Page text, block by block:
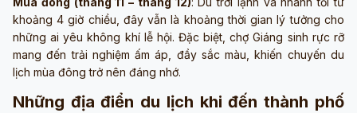
khoảng 4 giờ chiều, đây vẫn là khoảng thời gian lý tưởng cho
những ai yêu không khí lễ hội. Đặc biệt, chợ Giáng sinh rực rỡ
mang đến trải nghiệm ấm áp, đầy sắc màu, khiến chuyến du
lịch mùa đông trở nên đáng nhớ.
Những địa điển du lịch khi đến thành phố